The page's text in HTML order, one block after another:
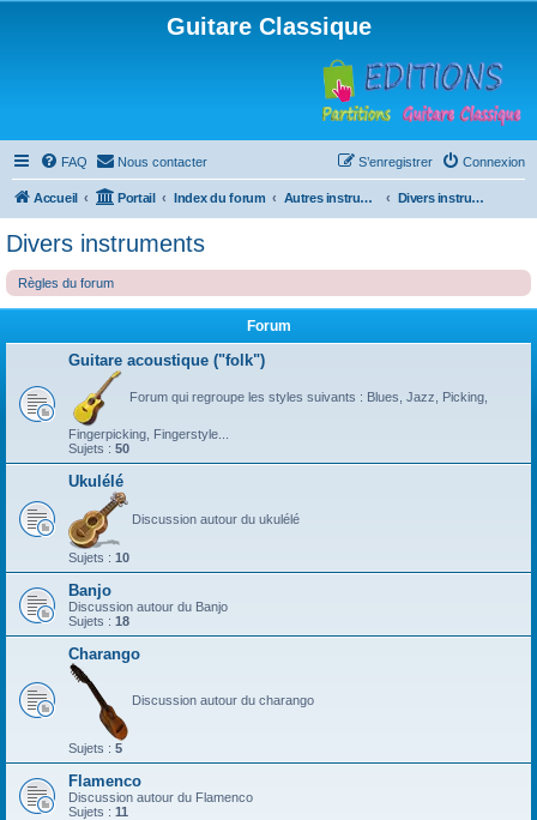
Guitare Classique
FAQ Nous contacter Connexion
S’enregistrer
Accueil Portail Index du forum Autres instruments à cordes pincées, ou styles Divers instruments
Divers instruments
Règles du forum
Forum
Guitare acoustique ("folk")
Forum qui regroupe les styles suivants : Blues, Jazz, Picking,
Fingerpicking, Fingerstyle...
Sujets : 50
Ukulélé
Discussion autour du ukulélé
Sujets : 10
Banjo
Discussion autour du Banjo
Sujets : 18
Charango
Discussion autour du charango
Sujets : 5
Flamenco
Discussion autour du Flamenco
Sujets : 11